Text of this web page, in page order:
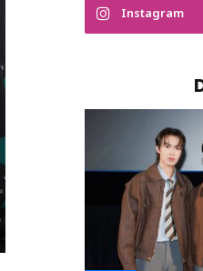
Instagram